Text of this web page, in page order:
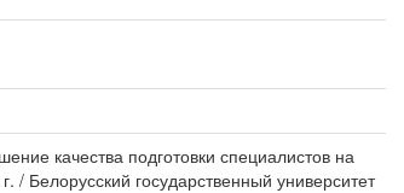
качества подготовки специалистов на
Белорусский государственный университет